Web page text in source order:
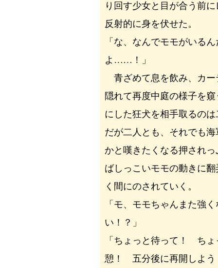
り回す少女と目が合う前
反射的に身を伏せた。
「な、なんでモモがいるん
よ……！」
青ざめて息を飲み、カー
隠れて再度中庭の様子を
にした狂犬を相手取るの
だが二人とも、それでも
かと嘆きたくなる押され
ばしっこいモモの動きに
く間にのされていく。
「モ、モモちゃんまた強
い！？」
「ちょっと待って！ ちょ
憩！ 五分後に再開しよう